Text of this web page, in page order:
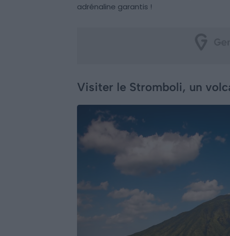
adrénaline garantis !
Visiter le Stromboli, un